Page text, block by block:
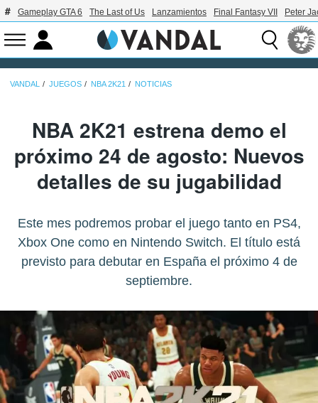
Gameplay GTA 6 The Last of Us Lanzamientos Final Fantasy VII Peter
VANDAL JUEGOS NBA 2K21 NOTICIAS
NBA 2K21 estrena demo el
próximo 24 de agosto: Nuevos
detalles de su jugabilidad
Este mes podremos probar el juego tanto en PS4,
Xbox One como en Nintendo Switch. El título está
previsto para debutar en España el próximo 4 de
septiembre.